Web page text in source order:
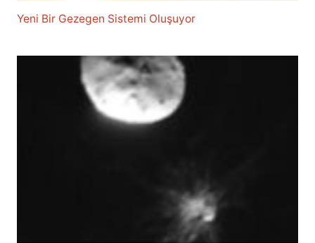
Yeni Bir Gezegen Sistemi Oluşuyor